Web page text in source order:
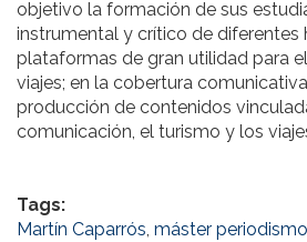
objetivo la formación de sus
instrumental y crítico de diferentes
plataformas de gran utilidad para
viajes; en la cobertura
producción de contenidos
comunicación, el turismo y los
Tags:
Martín Caparrós, máster